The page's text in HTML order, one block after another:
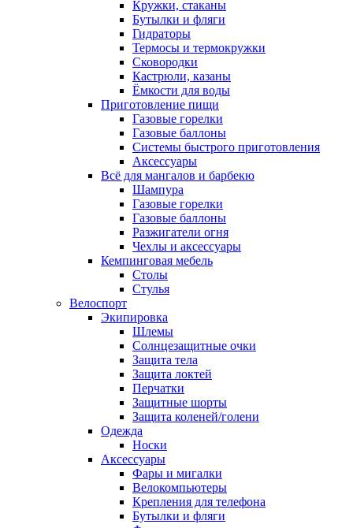
Кружки, стаканы
Бутылки и фляги
Гидраторы
Термосы и термокружки
Сковородки
Кастрюли, казаны
Ёмкости для воды
Приготовление пищи
Газовые горелки
Газовые баллоны
Системы быстрого приготовления
Аксессуары
Всё для мангалов и барбекю
Шампура
Газовые горелки
Газовые баллоны
Разжигатели огня
Чехлы и аксессуары
Кемпинговая мебель
Столы
Стулья
Велоспорт
Экипировка
Шлемы
Солнцезащитные очки
Защита тела
Защита локтей
Перчатки
Защитные шорты
Защита коленей/голени
Одежда
Носки
Аксессуары
Фары и мигалки
Велокомпьютеры
Крепления для телефона
Бутылки и фляги